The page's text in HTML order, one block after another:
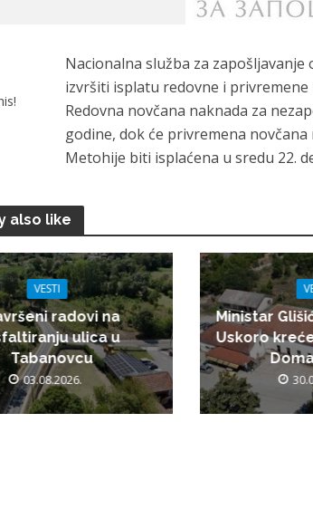
Nacionalna služba za
izvršiti isplatu redovne i privremene
Redovna novčana naknada za
godine, dok će privremena
Metohije biti isplaćena u sredu 22.
also like
VESTI
radovi na
ulica u
Tabanovcu
03.08.2026.
Ministar
Uskoro